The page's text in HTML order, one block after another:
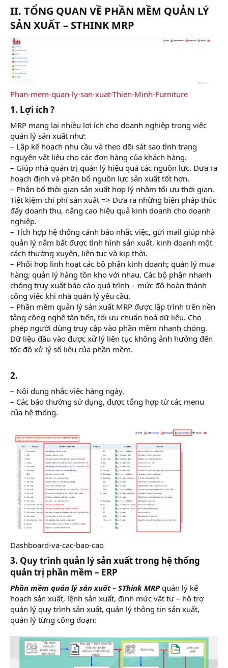
II. TỔNG QUAN VỀ PHẦN MỀM QUẢN LÝ
SẢN XUẤT – STHINK MRP
Phan-mem-quan-ly-san-xuat-Thien-Minh-Furniture
1. Lợi ích ?
MRP mang lại nhiều lợi ích cho doanh nghiệp trong việc
quản lý sản xuất như:
– Lập kế hoạch nhu cầu và theo dõi sát sao tình trạng
nguyên vật liệu cho các đơn hàng của khách hàng.
– Giúp nhà quản trị quản lý hiệu quả các nguồn lực. Đưa ra
hoạch định và phân bổ nguồn lực sản xuất tốt hơn.
– Phân bổ thời gian sản xuất hợp lý nhằm tối ưu thời gian.
Tiết kiệm chi phí sản xuất => Đưa ra những biện pháp thúc
đẩy doanh thu, nâng cao hiệu quả kinh doanh cho doanh
nghiệp.
– Tích hợp hệ thống cảnh báo nhắc việc, gửi mail giúp nhà
quản lý nắm bắt được tình hình sản xuất, kinh doanh một
cách thường xuyên, liên tục và kịp thời.
– Phối hợp linh hoạt các bộ phận kinh doanh; quản lý mua
hàng; quản lý hàng tồn kho với nhau. Các bộ phận nhanh
chóng truy xuất báo cáo quá trình – mức độ hoàn thành
công việc khi nhà quản lý yêu cầu.
– Phần mềm quản lý sản xuất MRP được lập trình trên nền
tảng công nghệ tân tiến, tối ưu chuẩn hoá dữ liệu. Cho
phép người dùng truy cập vào phần mềm nhanh chóng.
Dữ liệu đầu vào được xử lý liên tục không ảnh hưởng đến
tốc độ xử lý số liệu của phần mềm.
2.
– Nội dung nhắc việc hàng ngày.
– Các báo thường sử dụng, được tổng hợp từ các menu
của hệ thống.
Dashboard-va-cac-bao-cao
3. Quy trình quản lý sản xuất trong hệ thống
quản trị phần mềm – ERP
Phần mềm quản lý sản xuất – SThink MRPquản lý kế
hoạch sản xuất, lệnh sản xuất, định mức vật tư – hỗ trợ
quản lý quy trình sản xuất, quản lý thông tin sản xuất,
quản lý từng công đoạn: